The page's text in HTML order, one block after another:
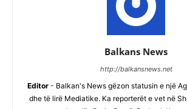
Balkans News
http://balkansnews.net
Editor - Balkan's News gëzon statusin e një
dhe të lirë Mediatike. Ka reporterët e vet në